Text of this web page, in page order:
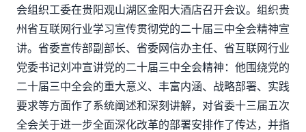
会组织工委在贵阳观山湖区金阳大酒店召开会议。 组织贵
州省互联网行业学习宣传贯彻党的二十届三中全会精神宣
讲。省委宣传部副部长、省委网信办主任、省互联网行业
党委书记刘冲宣讲党的二十届三中全会精神：他围绕党的
二十届三中全会的重大意义、丰富内涵、战略部署、实践
要求等方面作了系统阐述和深刻讲解，对省委十三届五次
全会关于进一步全面深化改革的部署安排作了传达，并指